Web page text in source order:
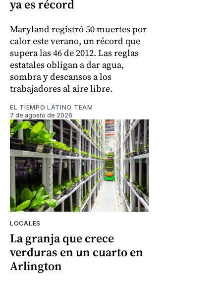
ya es récord
Maryland registró 50 muertes por
calor este verano, un récord que
supera las 46 de 2012. Las reglas
estatales obligan a dar agua,
sombra y descansos a los
trabajadores al aire libre.
EL TIEMPO LATINO TEAM
7 de agosto de 2026
LOCALES
La granja que crece
verduras en un cuarto en
Arlington